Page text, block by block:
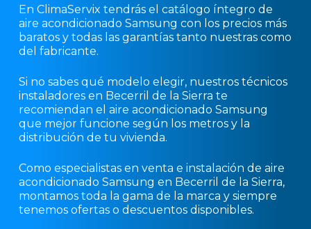
En ClimaServix tendrás el catálogo íntegro de
aire acondicionado Samsung con los precios más
baratos y todas las garantías tanto nuestras como
del fabricante.
Si no sabes qué modelo elegir, nuestros técnicos
instaladores en Becerril de la Sierra te
recomiendan el aire acondicionado Samsung
que mejor funcione según los metros y la
distribución de tu vivienda.
Como especialistas en venta e instalación de aire
acondicionado Samsung en Becerril de la Sierra,
montamos toda la gama de la marca y siempre
tenemos ofertas o descuentos disponibles.